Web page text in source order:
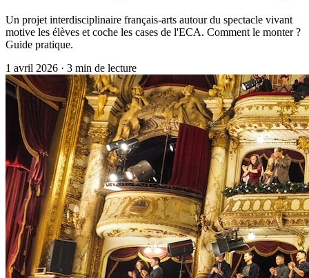
Un projet interdisciplinaire français-arts autour du spectacle vivant
motive les élèves et coche les cases de l'ECA. Comment le monter ?
Guide pratique.
1 avril 2026 · 3 min de lecture